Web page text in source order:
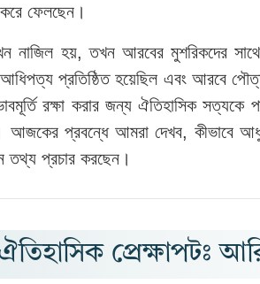
ফেলছেন।
নাজিল হয়, তখন আরবের মুশরিকদের
আধিপত্য প্রতিষ্ঠিত হয়েছিল এবং আরবে
রক্ষা করার জন্য ঐতিহাসিক
আজকের প্রবন্ধে আমরা দেখব, কীভাবে
তথ্য প্রচার করছেন।
ঐতিহাসিক